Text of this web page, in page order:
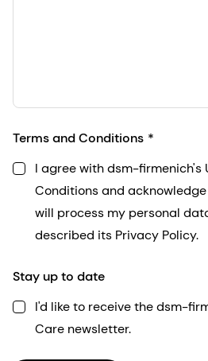
Terms and Conditions
I agree with dsm-firmenich's
Conditions and
will process my personal
described its Privacy Policy.
Stay up to date
I'd like to receive the dsm-
Care newsletter.